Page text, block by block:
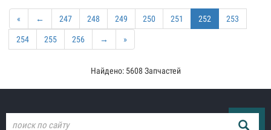
« ← 247 248 249 250 251 252 253
254 255 256 → »
Найдено: 5608 Запчастей